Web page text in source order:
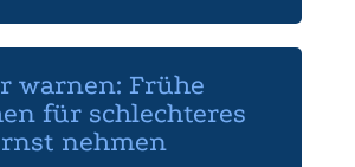
warnen: Frühe
für schlechteres
nehmen